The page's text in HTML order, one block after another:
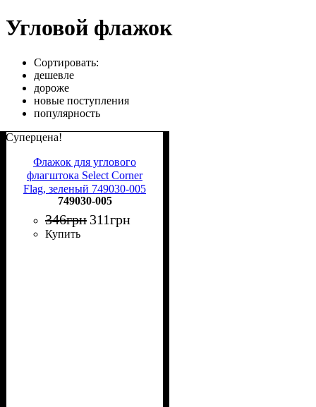
Угловой флажок
Сортировать:
дешевле
дороже
новые поступления
популярность
Суперцена!
Флажок для углового
флагштока Select Corner
Flag, зеленый 749030-005
749030-005
346грн 311грн
Купить